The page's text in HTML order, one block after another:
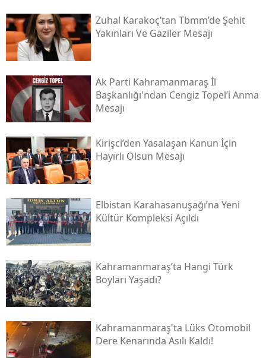
Zuhal Karakoç’tan Tbmm’de Şehit
Yakınları Ve Gaziler Mesajı
Ak Parti Kahramanmaraş İl
Başkanlığı'ndan Cengiz Topel’i Anma
Mesajı
Kirişci’den Yasalaşan Kanun İçin
Hayırlı Olsun Mesajı
Elbistan Karahasanuşağı’na Yeni
Kültür Kompleksi Açıldı
Kahramanmaraş’ta Hangi Türk
Boyları Yaşadı?
Kahramanmaraş'ta Lüks Otomobil
Dere Kenarında Asılı Kaldı!